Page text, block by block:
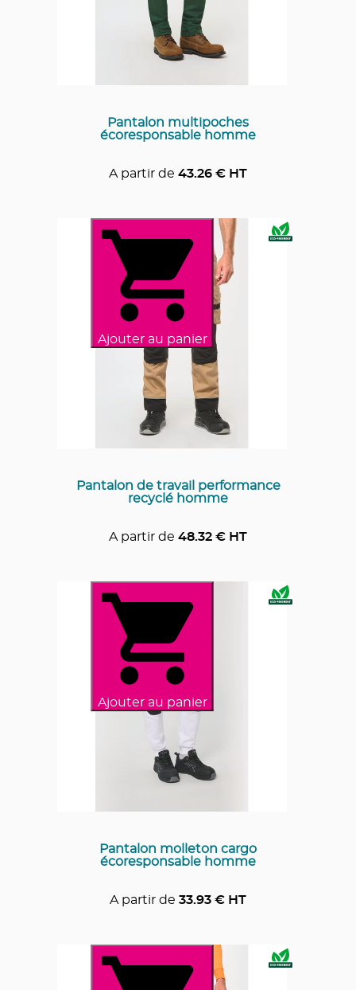
Pantalon multipoches
écoresponsable homme
A partir de 43.26 € HT
Ajouter au panier
Pantalon de travail performance
recyclé homme
A partir de 48.32 € HT
Ajouter au panier
Pantalon molleton cargo
écoresponsable homme
A partir de 33.93 € HT